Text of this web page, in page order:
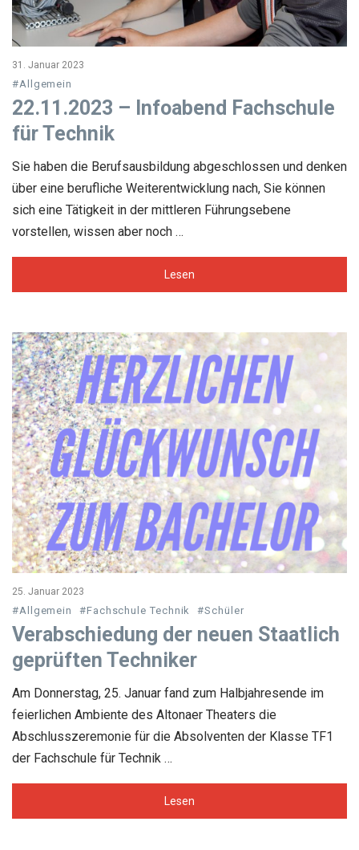
31. Januar 2023
#Allgemein
22.11.2023 – Infoabend Fachschule
für Technik
Sie haben die Berufsausbildung abgeschlossen und denken
über eine berufliche Weiterentwicklung nach, Sie können
sich eine Tätigkeit in der mittleren Führungsebene
vorstellen, wissen aber noch …
Lesen
25. Januar 2023
#Allgemein #Fachschule Technik #Schüler
Verabschiedung der neuen Staatlich
geprüften Techniker
Am Donnerstag, 25. Januar fand zum Halbjahresende im
feierlichen Ambiente des Altonaer Theaters die
Abschlusszeremonie für die Absolventen der Klasse TF1
der Fachschule für Technik …
Lesen